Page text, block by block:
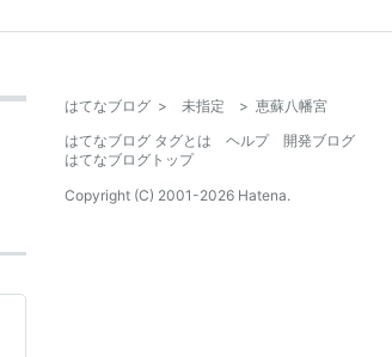
はてなブログ > 未指定 > 恵蘇八幡宮
はてなブログ タグとは
ヘルプ
開発ブログ
はてなブログトップ
Copyright (C) 2001-2026 Hatena.